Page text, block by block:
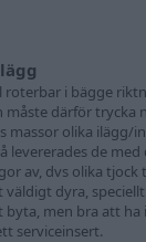
roterbar i bägge
måste därför trycka
massor olika ilägg/
levererades de
av, dvs olika tjock
dyra,
men bra att
serviceinsert.